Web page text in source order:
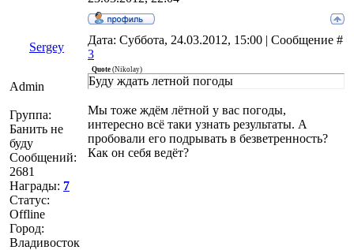
Sergey
Дата: Суббота, 24.03.2012, 15:00 | Сообщение #
3
Admin
Группа:
Банить не
буду
Сообщений:
2681
Награды: 7
Статус:
Offline
Город:
Владивосток
Quote (Nikolay)
Буду ждать летной погоды
Мы тоже ждём лётной у вас погоды,
интересно всё таки узнать результаты. А
пробовали его подрывать в безветренность?
Как он себя ведёт?